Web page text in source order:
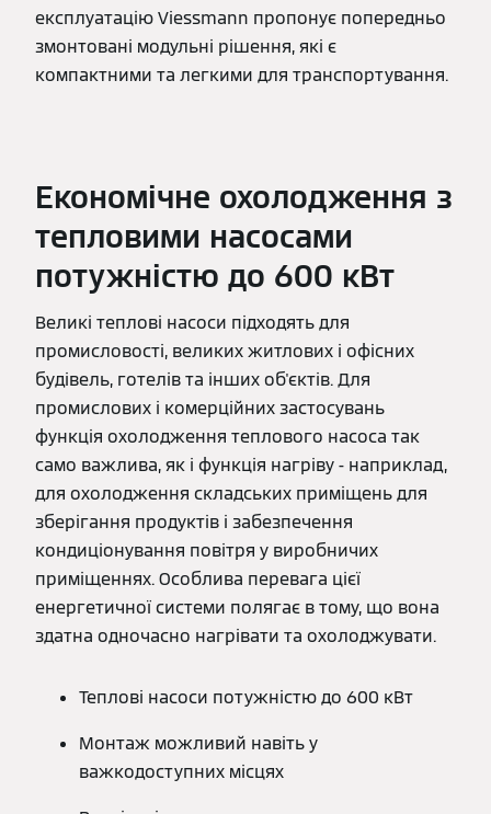
експлуатацію Viessmann пропонує попередньо
змонтовані модульні рішення, які є
компактними та легкими для транспортування.
Економічне охолодження з
тепловими насосами
потужністю до 600 кВт
Великі теплові насоси підходять для
промисловості, великих житлових і офісних
будівель, готелів та інших об'єктів. Для
промислових і комерційних застосувань
функція охолодження теплового насоса так
само важлива, як і функція нагріву - наприклад,
для охолодження складських приміщень для
зберігання продуктів і забезпечення
кондиціонування повітря у виробничих
приміщеннях. Особлива перевага цієї
енергетичної системи полягає в тому, що вона
здатна одночасно нагрівати та охолоджувати.
Теплові насоси потужністю до 600 кВт
Монтаж можливий навіть у
важкодоступних місцях